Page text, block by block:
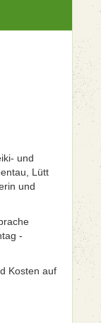
und
Lütt
und
-
Kosten auf